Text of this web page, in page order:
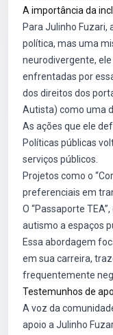
A importância da
Para Julinho Fuzari,
política, mas uma
neurodivergente,
enfrentadas por
dos direitos dos
Autista) como uma
As ações que ele
Políticas públicas
serviços públicos.
Projetos como o
preferenciais em
O “Passaporte
autismo a espaços
Essa abordagem
em sua carreira,
frequentemente
Testemunhos de
A voz da
apoio a Julinho